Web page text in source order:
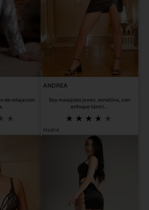
de relajación
ANDREA
Soy masajista joven, sensitiva, con
enfoque tántri...
Madrid